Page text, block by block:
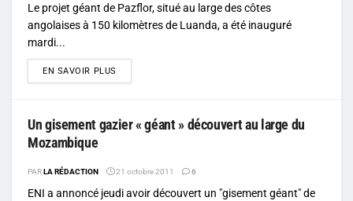
Le projet géant de Pazflor, situé au large des côtes
angolaises à 150 kilomètres de Luanda, a été inauguré
mardi...
EN SAVOIR PLUS
Un gisement gazier « géant » découvert au large du
Mozambique
PARLA RÉDACTION 21 octobre 2011 6
ENI a annoncé jeudi avoir découvert un "gisement géant" de